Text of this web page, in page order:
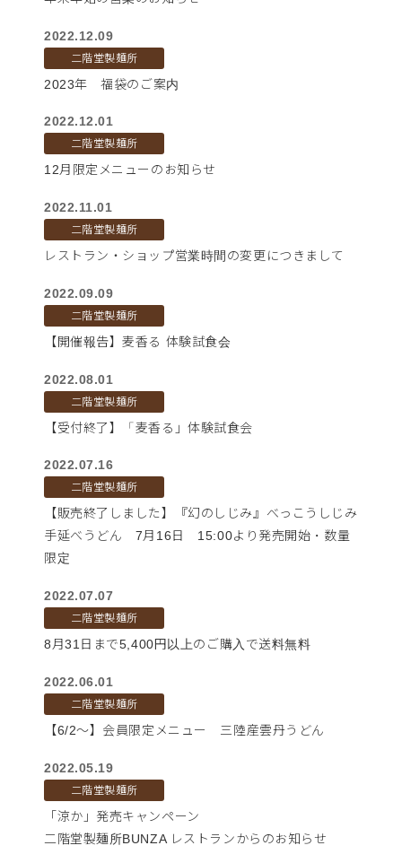
2022.12.09
二階堂製麺所
2023年 福袋のご案内
2022.12.01
二階堂製麺所
12月限定メニューのお知らせ
2022.11.01
二階堂製麺所
レストラン・ショップ営業時間の変更につきまして
2022.09.09
二階堂製麺所
【開催報告】麦香る 体験試食会
2022.08.01
二階堂製麺所
【受付終了】「麦香る」体験試食会
2022.07.16
二階堂製麺所
【販売終了しました】『幻のしじみ』べっこうしじみ
手延べうどん 7月16日 15:00より発売開始・数量
限定
2022.07.07
二階堂製麺所
8月31日まで5,400円以上のご購入で送料無料
2022.06.01
二階堂製麺所
【6/2～】会員限定メニュー 三陸産雲丹うどん
2022.05.19
二階堂製麺所
「涼か」発売キャンペーン
二階堂製麺所BUNZA レストランからのお知らせ